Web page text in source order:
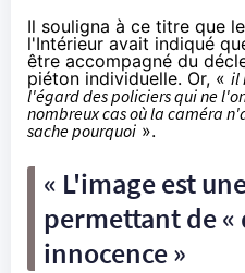
Il souligna à ce titre que
l'Intérieur avait indiqué
être accompagné du
piéton individuelle. Or, « il
l'égard des policiers qui ne
nombreux cas où la caméra
sache pourquoi ».
« L'image est
permettant de
innocence »